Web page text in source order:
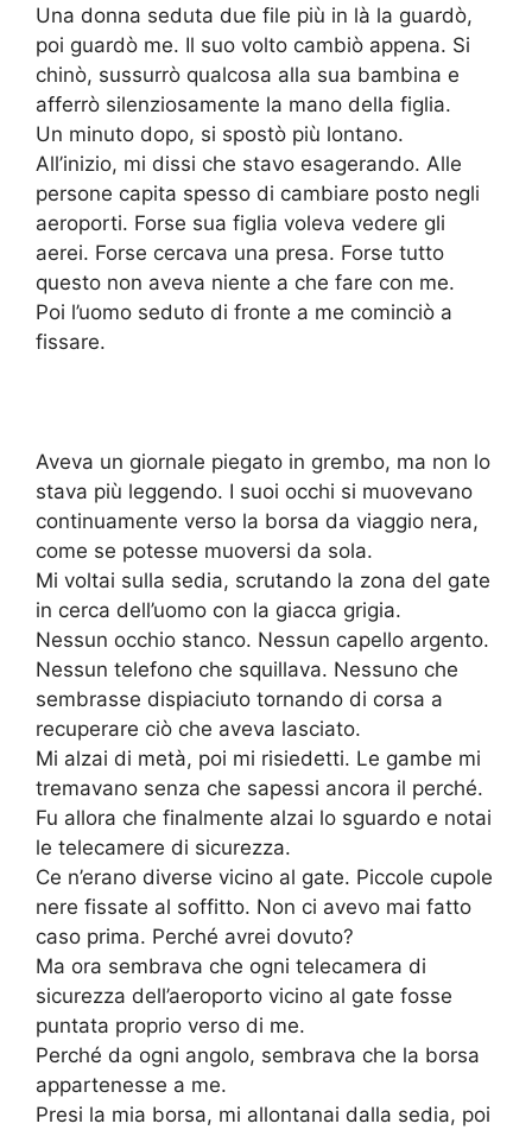
Una donna seduta due file più in là la guardò,
poi guardò me. Il suo volto cambiò appena. Si
chinò, sussurrò qualcosa alla sua bambina e
afferrò silenziosamente la mano della figlia.
Un minuto dopo, si spostò più lontano.
All’inizio, mi dissi che stavo esagerando. Alle
persone capita spesso di cambiare posto negli
aeroporti. Forse sua figlia voleva vedere gli
aerei. Forse cercava una presa. Forse tutto
questo non aveva niente a che fare con me.
Poi l’uomo seduto di fronte a me cominciò a
fissare.
Aveva un giornale piegato in grembo, ma non lo
stava più leggendo. I suoi occhi si muovevano
continuamente verso la borsa da viaggio nera,
come se potesse muoversi da sola.
Mi voltai sulla sedia, scrutando la zona del gate
in cerca dell’uomo con la giacca grigia.
Nessun occhio stanco. Nessun capello argento.
Nessun telefono che squillava. Nessuno che
sembrasse dispiaciuto tornando di corsa a
recuperare ciò che aveva lasciato.
Mi alzai di metà, poi mi risiedetti. Le gambe mi
tremavano senza che sapessi ancora il perché.
Fu allora che finalmente alzai lo sguardo e notai
le telecamere di sicurezza.
Ce n’erano diverse vicino al gate. Piccole cupole
nere fissate al soffitto. Non ci avevo mai fatto
caso prima. Perché avrei dovuto?
Ma ora sembrava che ogni telecamera di
sicurezza dell’aeroporto vicino al gate fosse
puntata proprio verso di me.
Perché da ogni angolo, sembrava che la borsa
appartenesse a me.
Presi la mia borsa, mi allontanai dalla sedia, poi